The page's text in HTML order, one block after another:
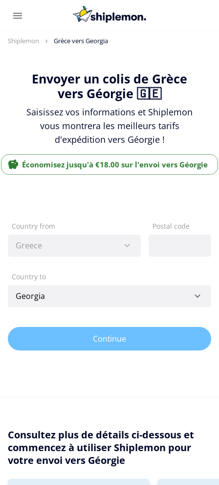
Shiplemon Grèce vers Georgia
Envoyer un colis de Grèce
vers Géorgie 🇬🇪
Saisissez vos informations et Shiplemon
vous montrera les meilleurs tarifs
d'expédition vers Géorgie !
Économisez jusqu'à €18.00 sur l'envoi vers Géorgie
Country from Postal code
Country to
Continue
Consultez plus de détails ci-dessous et
commencez à utiliser Shiplemon pour
votre envoi vers Géorgie